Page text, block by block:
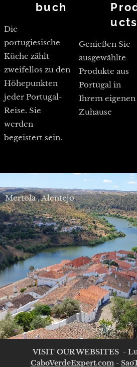
buch
Die
portugiesische
Küche zählt
zweifellos zu den
Höhepunkten
jeder Portugal-
Reise. Sie
werden
begeistert sein.
ucts
Genießen Sie
ausgewählte
Produkte aus
Portugal in
Ihrem eigenen
Zuhause
Mertola , Alentejo
VISIT OUR WEBSITES -
CaboVerdeExpert.com-